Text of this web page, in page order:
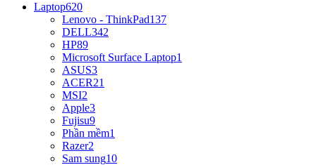
Laptop620
Lenovo - ThinkPad137
DELL342
HP89
Microsoft Surface Laptop1
ASUS3
ACER21
MSI2
Apple3
Fujisu9
Phần mềm1
Razer2
Sam sung10